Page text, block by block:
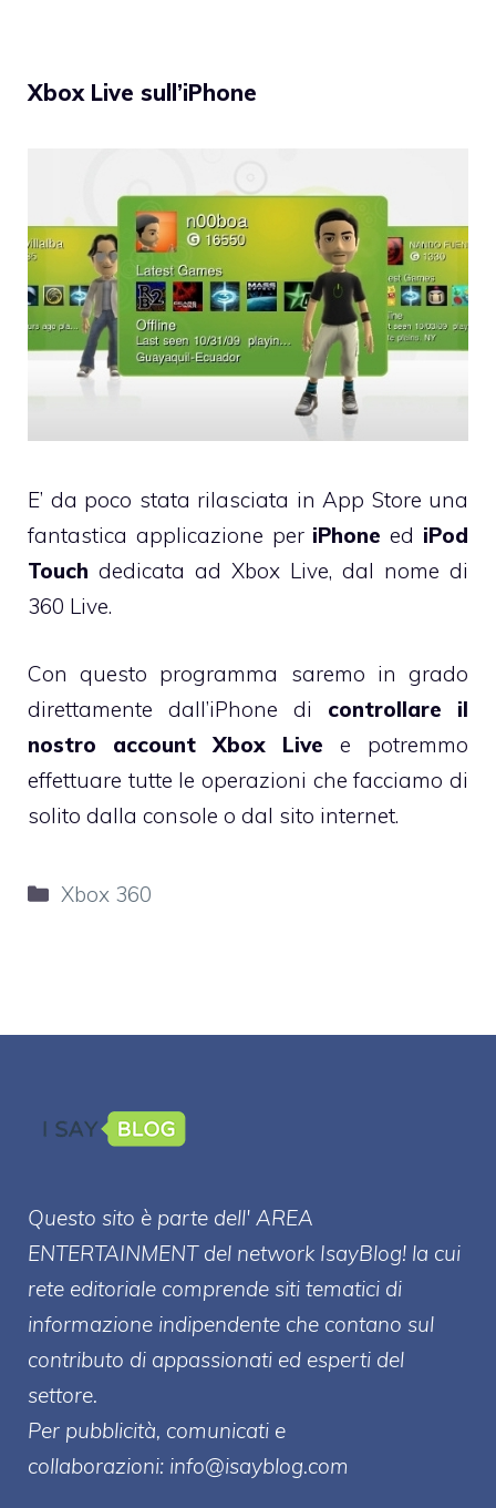
Xbox Live sull’iPhone
E’ da poco stata rilasciata in App Store una
fantastica applicazione per iPhone ed iPod
Touch dedicata ad Xbox Live, dal nome di
360 Live.
Con questo programma saremo in grado
direttamente dall’iPhone di controllare il
nostro account Xbox Live e potremmo
effettuare tutte le operazioni che facciamo di
solito dalla console o dal sito internet.
Categorie
Xbox 360
Questo sito è parte dell' AREA
ENTERTAINMENT del network IsayBlog! la cui
rete editoriale comprende siti tematici di
informazione indipendente che contano sul
contributo di appassionati ed esperti del
settore.
Per pubblicità, comunicati e
collaborazioni: info@isayblog.com